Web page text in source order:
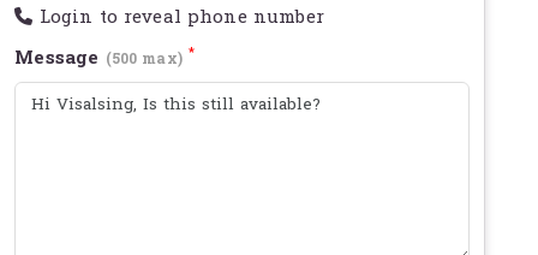
Login to reveal phone number
Message (500 max) *